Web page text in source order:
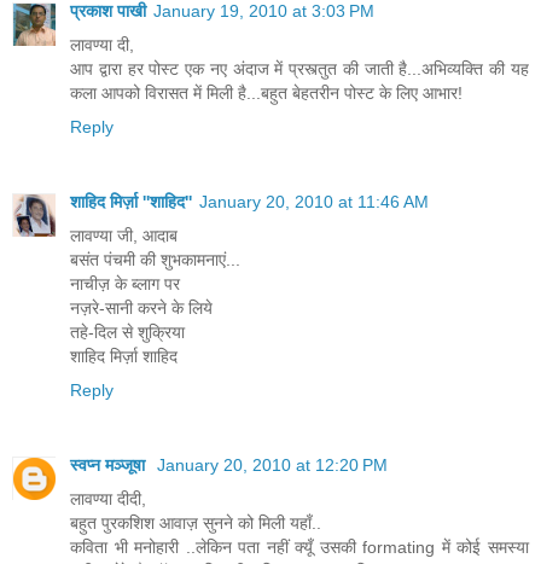
प्रकाश पाखी January 19, 2010 at 3:03 PM
लावण्या दी,
आप द्वारा हर पोस्ट एक नए अंदाज में प्रस्त्तुत की जाती है...अभिव्यक्ति की यह
कला आपको विरासत में मिली है...बहुत बेहतरीन पोस्ट के लिए आभार!
Reply
शाहिद मिर्ज़ा ''शाहिद'' January 20, 2010 at 11:46 AM
लावण्या जी, आदाब
बसंत पंचमी की शुभकामनाएं...
नाचीज़ के ब्लाग पर
नज़रे-सानी करने के लिये
तहे-दिल से शुक्रिया
शाहिद मिर्ज़ा शाहिद
Reply
स्वप्न मञ्जूषा January 20, 2010 at 12:20 PM
लावण्या दीदी,
बहुत पुरकशिश आवाज़ सुनने को मिली यहाँ..
कविता भी मनोहारी ..लेकिन पता नहीं क्यूँ उसकी formating में कोई समस्या